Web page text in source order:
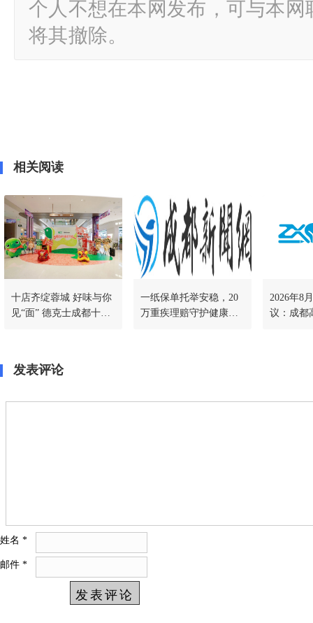
个人不想在本网发布，可与本
将其撤除。
相关阅读
十店齐绽蓉城 好味与你
见“面” 德克士成都十店
一纸保单托举安稳，20
万重疾理赔守护健康人
2026年8
议：成都
发表评论
姓名 *
邮件 *